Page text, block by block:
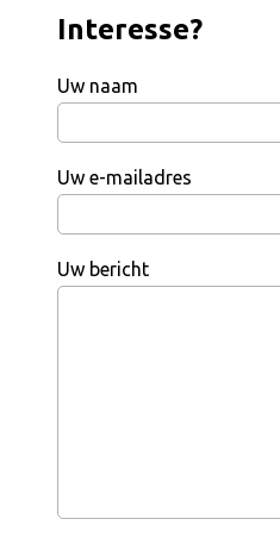
Interesse?
Uw naam
Uw e-mailadres
Uw bericht